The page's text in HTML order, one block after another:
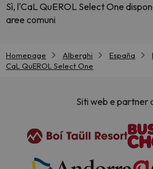
Sì, l'CaL QuEROL Select One
aree comuni
Homepage Alberghi España
CaL QuEROL Select One
Siti web e partner